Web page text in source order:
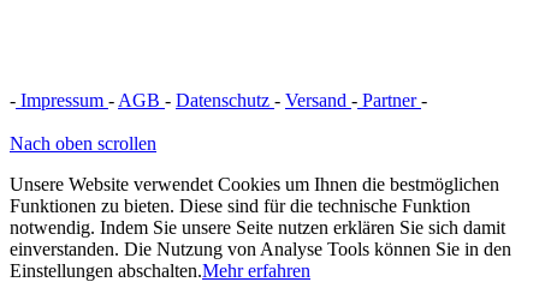
- Impressum - AGB - Datenschutz - Versand - Partner-
Nach oben scrollen
Unsere Website verwendet Cookies um Ihnen die bestmöglichen
Funktionen zu bieten. Diese sind für die technische Funktion
notwendig. Indem Sie unsere Seite nutzen erklären Sie sich damit
einverstanden. Die Nutzung von Analyse Tools können Sie in den
Einstellungen abschalten.Mehr erfahren